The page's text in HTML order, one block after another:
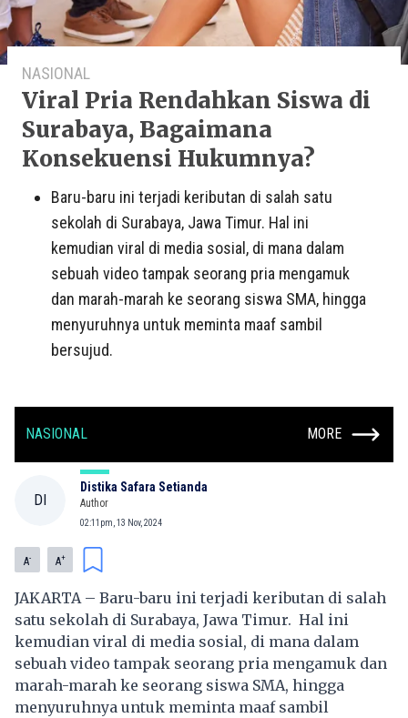
NASIONAL
Viral Pria Rendahkan Siswa di
Surabaya, Bagaimana
Konsekuensi Hukumnya?
Baru-baru ini terjadi keributan di salah satu
sekolah di Surabaya, Jawa Timur. Hal ini
kemudian viral di media sosial, di mana dalam
sebuah video tampak seorang pria mengamuk
dan marah-marah ke seorang siswa SMA, hingga
menyuruhnya untuk meminta maaf sambil
bersujud.
NASIONAL MORE
DI
Distika Safara Setianda
Author
02:11pm, 13 Nov, 2024
A- A+
JAKARTA – Baru-baru ini terjadi keributan di salah
satu sekolah di Surabaya, Jawa Timur. Hal ini
kemudian viral di media sosial, di mana dalam
sebuah video tampak seorang pria mengamuk dan
marah-marah ke seorang siswa SMA, hingga
menyuruhnya untuk meminta maaf sambil